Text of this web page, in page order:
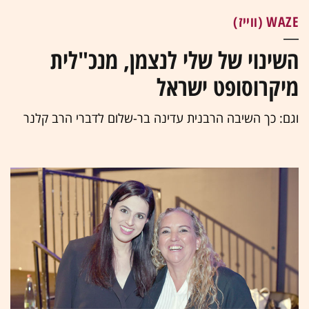
WAZE (ווייז)
השינוי של שלי לנצמן, מנכ"לית
מיקרוסופט ישראל
וגם: כך השיבה הרבנית עדינה בר-שלום לדברי הרב קלנר